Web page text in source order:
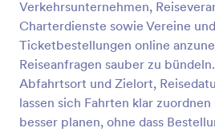
Verkehrsunternehmen,
Charterdienste sowie Vereine
Ticketbestellungen online
Reiseanfragen sauber zu
Abfahrtsort und Zielort,
lassen sich Fahrten klar
besser planen, ohne dass
Vorschau